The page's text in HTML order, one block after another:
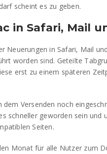
scheint es zu geben.
in Safari, Mail
Neuerungen in Safari, Mail
worden sind. Geteilte
erst zu einem späteren
dem Versenden noch
schneller geworden sein und
Seiten.
Monat für alle Nutzer zum